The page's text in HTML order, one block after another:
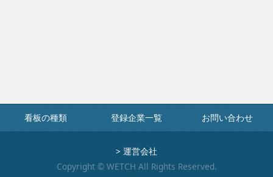
看板の種類 登録企業一覧 お問い合わせ
> 運営会社
Copyright © WETCH All Rights Reserved.